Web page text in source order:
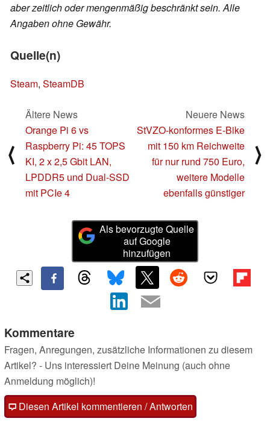
aber zeitlich oder mengenmäßig beschränkt sein. Alle
Angaben ohne Gewähr.
Quelle(n)
Steam, SteamDB
⟨
Ältere News
Orange Pi 6 vs
Raspberry Pi: 45 TOPS
KI, 2 x 2,5 Gbit LAN,
LPDDR5 und Dual-SSD
mit PCIe 4
Neuere News
StVZO-konformes E-Bike
mit 150 km Reichweite
für nur rund 750 Euro,
weitere Modelle
ebenfalls günstiger
⟩
Als bevorzugte Quelle
auf Google
hinzufügen
Kommentare
Fragen, Anregungen, zusätzliche Informationen zu diesem
Artikel? - Uns interessiert Deine Meinung (auch ohne
Anmeldung möglich)!
Diesen Artikel kommentieren / Antworten